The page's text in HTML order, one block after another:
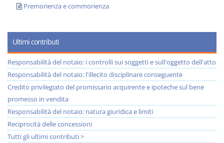
Premorienza e commorienza
Ultimi contributi
Responsabilità del notaio: i controlli sui soggetti e sull'oggetto dell'atto
Responsabilità del notaio: l'illecito disciplinare conseguente
Credito privilegiato del promissario acquirente e ipoteche sul bene
promesso in vendita
Responsabilità del notaio: natura giuridica e limiti
Reciprocità delle concessioni
Tutti gli ultimi contributi >